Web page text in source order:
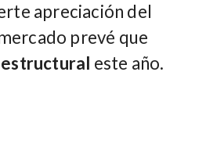
apreciación del
prevé que
este año.